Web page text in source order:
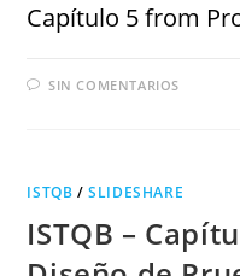
Capítulo 5 from
SIN COMENTARIOS
ISTQB /SLIDESHARE
ISTQB –